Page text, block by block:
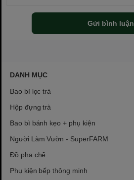
Gửi bình luận
DANH MỤC
Bao bì lọc trà
Hộp đựng trà
Bao bì bánh kẹo + phụ kiện
Người Làm Vườn - SuperFARM
Đồ pha chế
Phụ kiện bếp thông minh